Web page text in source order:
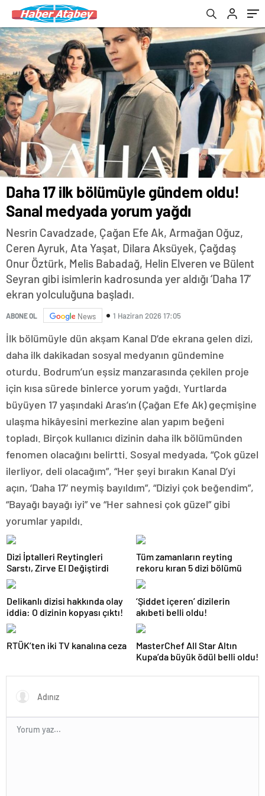
Daha 17 ilk bölümüyle gündem oldu!
Sanal medyada yorum yağdı
Nesrin Cavadzade, Çağan Efe Ak, Armağan Oğuz,
Ceren Ayruk, Ata Yaşat, Dilara Aksüyek, Çağdaş
Onur Öztürk, Melis Babadağ, Helin Elveren ve Bülent
Seyran gibi isimlerin kadrosunda yer aldığı ‘Daha 17’
ekran yolculuğuna başladı.
ABONE OL News 1 Haziran 2026 17:05
İlk bölümüyle dün akşam Kanal D’de ekrana gelen dizi,
daha ilk dakikadan sosyal medyanın gündemine
oturdu. Bodrum’un eşsiz manzarasında çekilen proje
için kısa sürede binlerce yorum yağdı. Yurtlarda
büyüyen 17 yaşındaki Aras’ın (Çağan Efe Ak) geçmişine
ulaşma hikâyesini merkezine alan yapım beğeni
topladı. Birçok kullanıcı dizinin daha ilk bölümünden
fenomen olacağını belirtti. Sosyal medyada, “Çok güzel
ilerliyor, deli olacağım”, “Her şeyi bırakın Kanal D’yi
açın, ‘Daha 17’ neymiş bayıldım”, “Diziyi çok beğendim”,
“Bayağı bayağı iyi” ve “Her sahnesi çok güzel” gibi
yorumlar yapıldı.
Dizi İptalleri Reytingleri
Sarstı, Zirve El Değiştirdi
Tüm zamanların reyting
rekoru kıran 5 dizi bölümü
Delikanlı dizisi hakkında olay
iddia: O dizinin kopyası çıktı!
‘Şiddet içeren’ dizilerin
akıbeti belli oldu!
RTÜK’ten iki TV kanalına ceza
MasterChef All Star Altın
Kupa’da büyük ödül belli oldu!